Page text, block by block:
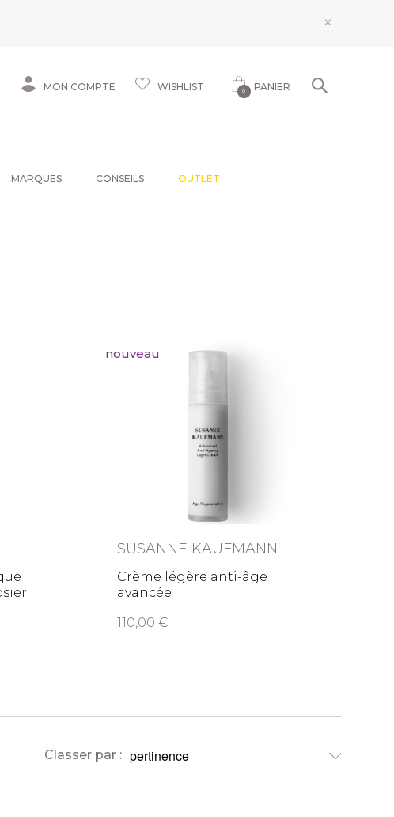
×
MON COMPTE WISHLIST 0 PANIER
MARQUES CONSEILS OUTLET
nouveau
SUSANNE KAUFMANN
Crème légère anti-âge
avancée
110,00
Classer par :